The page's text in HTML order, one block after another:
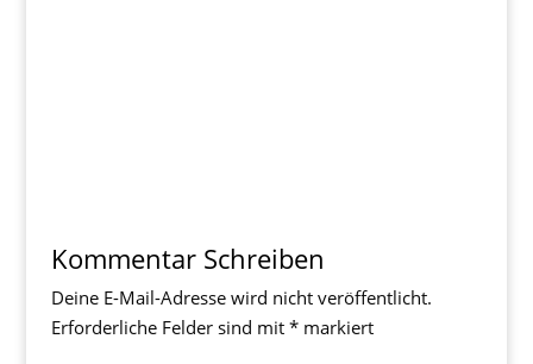
Kommentar Schreiben
Deine E-Mail-Adresse wird nicht veröffentlicht.
Erforderliche Felder sind mit *markiert